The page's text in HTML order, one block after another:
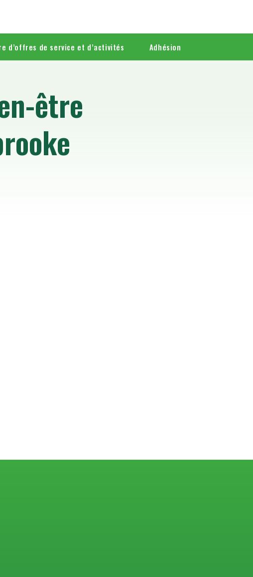
d’offres de service et d’activités Adhésion
être